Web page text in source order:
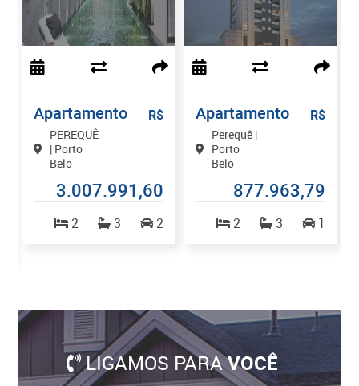
Apartamento
PEREQUÊ
| Porto
Belo
R$
3.007.991,60
2 3 2
Apartamento
Perequê |
Porto
Belo
R$
877.963,79
2 3
1
LIGAMOS PARAVOCÊ